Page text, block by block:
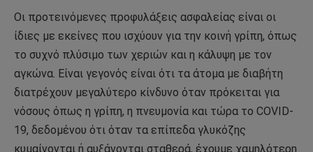
Οι προτεινόμενες προφυλάξεις ασφαλείας είναι οι
ίδιες με εκείνες που ισχύουν για την κοινή γρίπη, όπως
το συχνό πλύσιμο των χεριών και η κάλυψη με τον
αγκώνα. Eίναι γεγονός είναι ότι τα άτομα με διαβήτη
διατρέχουν μεγαλύτερο κίνδυνο όταν πρόκειται για
νόσους όπως η γρίπη, η πνευμονία και τώρα το COVID-
19, δεδομένου ότι όταν τα επίπεδα γλυκόζης
κυμαίνονται ή αυξάνονται σταθερά, έχουμε χαμηλότερη